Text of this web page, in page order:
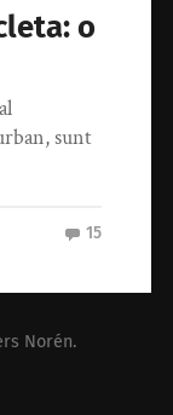
o
sunt
15
Norén.